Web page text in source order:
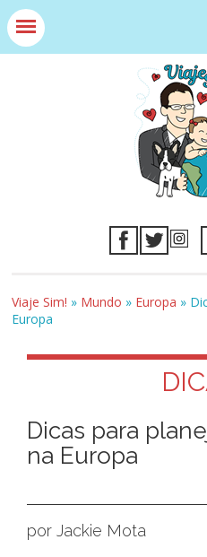
Viaje Sim! » Mundo » Europa »
Europa
Dicas para
na Europa
por Jackie Mota